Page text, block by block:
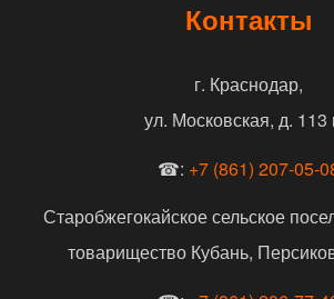
Контакты
г. Краснодар,
ул. Московская, д. 113
☎: +7 (861) 207-05-
Старобжегокайское сельское
товарищество Кубань,